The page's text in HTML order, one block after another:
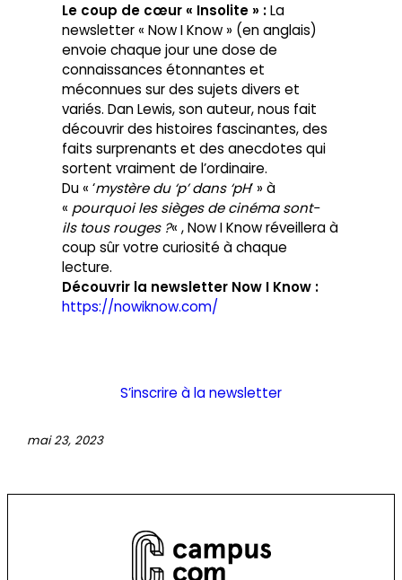
Le coup de cœur « Insolite » :La
newsletter « Now I Know » (en anglais)
envoie chaque jour une dose de
connaissances étonnantes et
méconnues sur des sujets divers et
variés. Dan Lewis, son auteur, nous fait
découvrir des histoires fascinantes, des
faits surprenants et des anecdotes qui
sortent vraiment de l’ordinaire.
Du « ‘mystère du ‘p’ dans ‘pH‘ » à
« pourquoi les sièges de cinéma sont-
ils tous rouges ?« , Now I Know réveillera à
coup sûr votre curiosité à chaque
lecture.
Découvrir la newsletter Now I Know :
https://nowiknow.com/
S’inscrire à la newsletter
mai 23, 2023